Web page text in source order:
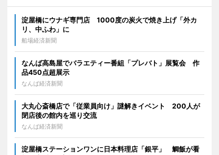
淀屋橋にウナギ専門店 1000度の炭火で焼き上げ「外カ
リ、中ふわ」に
船場経済新聞
なんば高島屋でバラエティー番組「プレバト」展覧会 作
品450点超展示
なんば経済新聞
大丸心斎橋店で「従業員向け」謎解きイベント 200人が
閉店後の館内を巡り交流
なんば経済新聞
淀屋橋ステーションワンに日本料理店「銀平」 鯛飯が看